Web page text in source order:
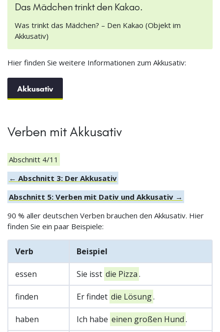
Das Mädchen trinkt den Kakao.
Was trinkt das Mädchen? – Den Kakao (Objekt im
Akkusativ)
Hier finden Sie weitere Informationen zum Akkusativ:
Akkusativ
Verben mit Akkusativ
Abschnitt 4/11
← Abschnitt 3: Der Akkusativ
Abschnitt 5: Verben mit Dativ und Akkusativ →
90 % aller deutschen Verben brauchen den Akkusativ. Hier
finden Sie ein paar Beispiele:
Verb Beispiel
essen Sie isst die Pizza.
finden Er findet die Lösung.
haben Ich habe einen großen Hund.